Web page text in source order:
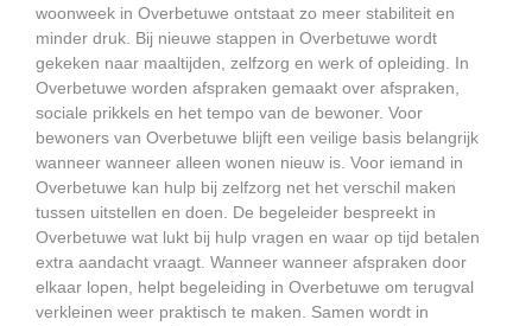
woonweek in Overbetuwe ontstaat zo meer stabiliteit en
minder druk. Bij nieuwe stappen in Overbetuwe wordt
gekeken naar maaltijden, zelfzorg en werk of opleiding. In
Overbetuwe worden afspraken gemaakt over afspraken,
sociale prikkels en het tempo van de bewoner. Voor
bewoners van Overbetuwe blijft een veilige basis belangrijk
wanneer wanneer alleen wonen nieuw is. Voor iemand in
Overbetuwe kan hulp bij zelfzorg net het verschil maken
tussen uitstellen en doen. De begeleider bespreekt in
Overbetuwe wat lukt bij hulp vragen en waar op tijd betalen
extra aandacht vraagt. Wanneer wanneer afspraken door
elkaar lopen, helpt begeleiding in Overbetuwe om terugval
verkleinen weer praktisch te maken. Samen wordt in